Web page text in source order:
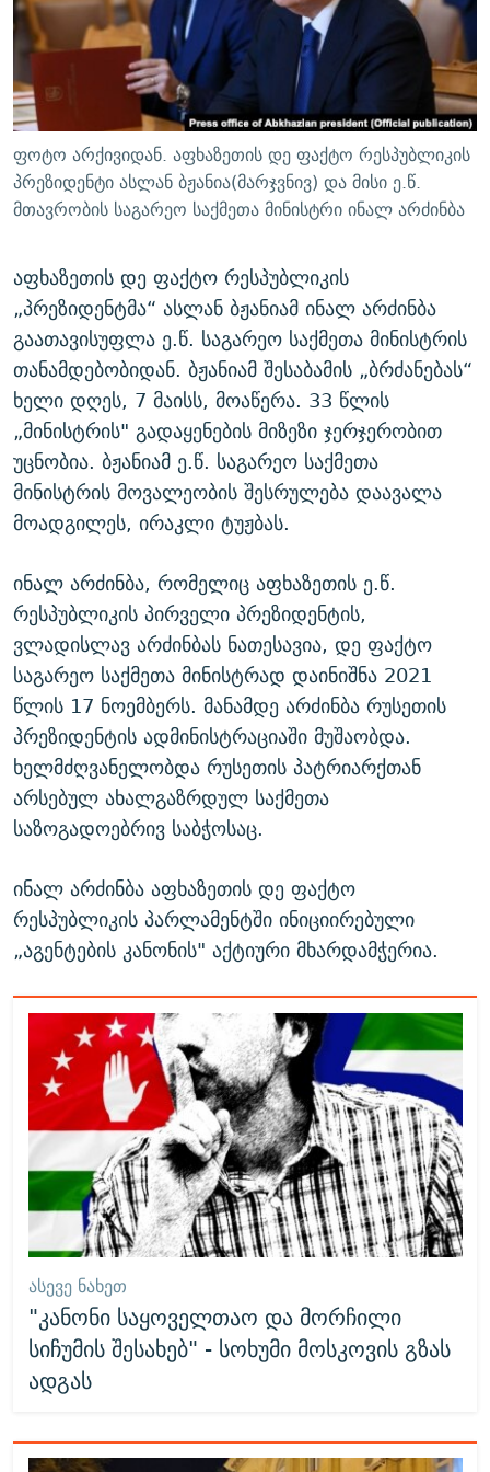
ᲛᲝᲚᲐᲞᲐᲠᲐᲙᲔ ᲢᲔᲥᲡᲢᲔᲑᲘ
ᲨᲘᲜ - ᲣᲪᲮᲝᲔᲗᲨᲘ
ᲚᲘᲢᲔᲠᲐᲢᲣᲠᲣᲚᲘ ᲬᲐᲮᲜᲐᲒᲔᲑᲘ
ᲐᲛᲔᲠᲘᲙᲣᲚᲘ ᲛᲝᲗᲮᲠᲝᲑᲐ
ᲘᲛᲞᲔᲠᲘᲐ ᲓᲐ ᲠᲐᲓᲘᲝ
ᲩᲔᲛᲘ ᲡᲘᲙᲕᲓᲘᲚᲘᲡ ᲛᲘᲖᲔᲖᲘᲐ COVID-19
11 ᲬᲔᲚᲘ - 11 ᲐᲛᲑᲐᲕᲘ
ᲡᲐᲞᲐᲠᲚᲐᲛᲔᲜᲢᲝ ᲐᲠᲩᲔᲕᲜᲔᲑᲘᲡ ᲘᲡᲢᲝᲠᲘᲐ
ᲑᲐᲕᲨᲕᲔᲑᲘ ᲞᲠᲝᲡᲢᲘᲢᲣᲪᲘᲐᲨᲘ - ᲐᲛᲝᲣᲗᲥᲛᲔᲚᲘ ᲐᲛᲑᲐᲕᲘ
5 ᲐᲛᲑᲐᲕᲘ - 20 ᲘᲕᲜᲘᲡᲡ ᲓᲐᲨᲐᲕᲔᲑᲣᲚᲔᲑᲘ
ᲐᲒᲕᲘᲡᲢᲝᲡ ᲝᲛᲘ
ᲒᲐᲛᲝᲘᲬᲔᲠᲔ
რთე/რთ-ის ყველა საიტი
ფოტო არქივიდან. აფხაზეთის დე ფაქტო რესპუბლიკის
პრეზიდენტი ასლან ბჟანია(მარჯვნივ) და მისი ე.წ.
მთავრობის საგარეო საქმეთა მინისტრი ინალ არძინბა
აფხაზეთის დე ფაქტო რესპუბლიკის
„პრეზიდენტმა“ ასლან ბჟანიამ ინალ არძინბა
გაათავისუფლა ე.წ. საგარეო საქმეთა მინისტრის
თანამდებობიდან. ბჟანიამ შესაბამის „ბრძანებას“
ხელი დღეს, 7 მაისს, მოაწერა. 33 წლის
„მინისტრის" გადაყენების მიზეზი ჯერჯერობით
უცნობია. ბჟანიამ ე.წ. საგარეო საქმეთა
მინისტრის მოვალეობის შესრულება დაავალა
მოადგილეს, ირაკლი ტუჟბას.
ინალ არძინბა, რომელიც აფხაზეთის ე.წ.
რესპუბლიკის პირველი პრეზიდენტის,
ვლადისლავ არძინბას ნათესავია, დე ფაქტო
საგარეო საქმეთა მინისტრად დაინიშნა 2021
წლის 17 ნოემბერს. მანამდე არძინბა რუსეთის
პრეზიდენტის ადმინისტრაციაში მუშაობდა.
ხელმძღვანელობდა რუსეთის პატრიარქთან
არსებულ ახალგაზრდულ საქმეთა
საზოგადოებრივ საბჭოსაც.
ინალ არძინბა აფხაზეთის დე ფაქტო
რესპუბლიკის პარლამენტში ინიციირებული
„აგენტების კანონის" აქტიური მხარდამჭერია.
ᲐᲡᲔᲕᲔ ᲜᲐᲮᲔᲗ
"კანონი საყოველთაო და მორჩილი
სიჩუმის შესახებ" - სოხუმი მოსკოვის გზას
ადგას